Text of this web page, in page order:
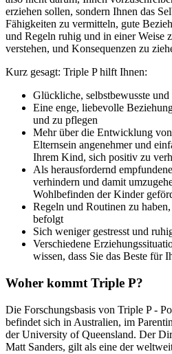
erziehen sollen, sondern Ihnen das
Fähigkeiten zu vermitteln, gute
und Regeln ruhig und in einer Weise
verstehen, und Konsequenzen zu
Kurz gesagt: Triple P hilft Ihnen:
Glückliche, selbstbewusste
Eine enge, liebevolle
und zu pflegen
Mehr über die Entwicklung
Elternsein angenehmer und
Ihrem Kind, sich positiv zu
Als herausfordernd
verhindern und damit
Wohlbefinden der Kinder
Regeln und Routinen zu
befolgt
Sich weniger gestresst und
Verschiedene
wissen, dass Sie das Beste für
Woher kommt Triple P?
Die Forschungsbasis von Triple P -
befindet sich in Australien, im
der University of Queensland. Der
Matt Sanders, gilt als eine der